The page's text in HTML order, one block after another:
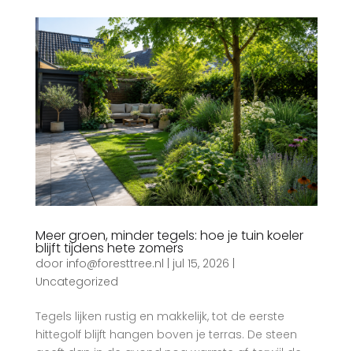
Meer groen, minder tegels: hoe je tuin koeler
blijft tijdens hete zomers
door info@foresttree.nl | jul 15, 2026 |
Uncategorized
Tegels lijken rustig en makkelijk, tot de eerste
hittegolf blijft hangen boven je terras. De steen